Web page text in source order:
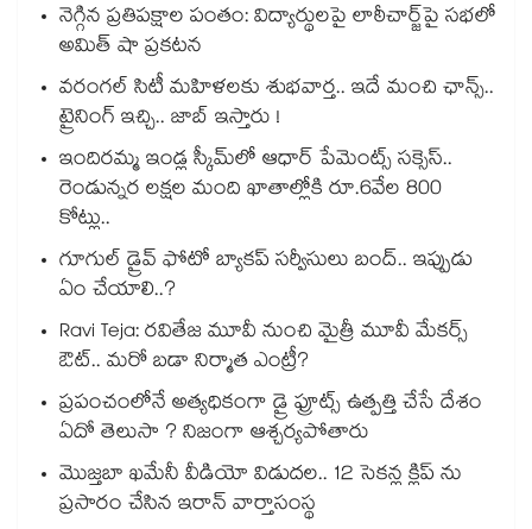
నెగ్గిన ప్రతిపక్షాల పంతం: విద్యార్థులపై లాఠీచార్జ్‎పై సభలో
అమిత్ షా ప్రకటన
వరంగల్ సిటీ మహిళలకు శుభవార్త.. ఇదే మంచి ఛాన్స్..
ట్రైనింగ్ ఇచ్చి.. జాబ్ ఇస్తారు !
ఇందిరమ్మ ఇండ్ల స్కీమ్‌‌‌‌‌‌‌‌లో ఆధార్ పేమెంట్స్ సక్సెస్..
రెండున్నర లక్షల మంది ఖాతాల్లోకి రూ.6వేల 800
కోట్లు..
గూగుల్ డ్రైవ్ ఫోటో బ్యాకప్ సర్వీసులు బంద్.. ఇప్పుడు
ఏం చేయాలి..?
Ravi Teja: రవితేజ మూవీ నుంచి మైత్రీ మూవీ మేకర్స్
ఔట్.. మరో బడా నిర్మాత ఎంట్రీ?
ప్రపంచంలోనే అత్యధికంగా డ్రై ఫ్రూట్స్ ఉత్పత్తి చేసే దేశం
ఏదో తెలుసా ? నిజంగా ఆశ్చర్యపోతారు
మొజ్తబా ఖమేనీ వీడియో విడుదల.. 12 సెకన్ల క్లిప్ ను
ప్రసారం చేసిన ఇరాన్ వార్తాసంస్థ